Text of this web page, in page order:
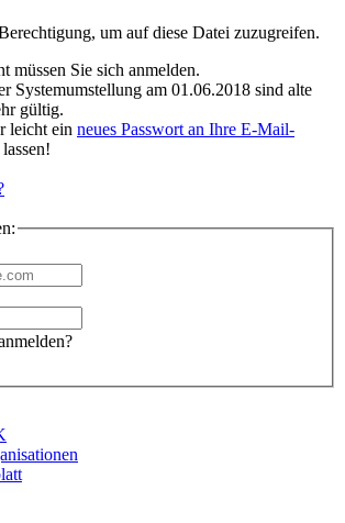
um auf diese Datei zuzugreifen.
müssen Sie sich anmelden.
Systemumstellung am 01.06.2018 sind alte
gültig.
leicht ein neues Passwort an Ihre E-Mail-